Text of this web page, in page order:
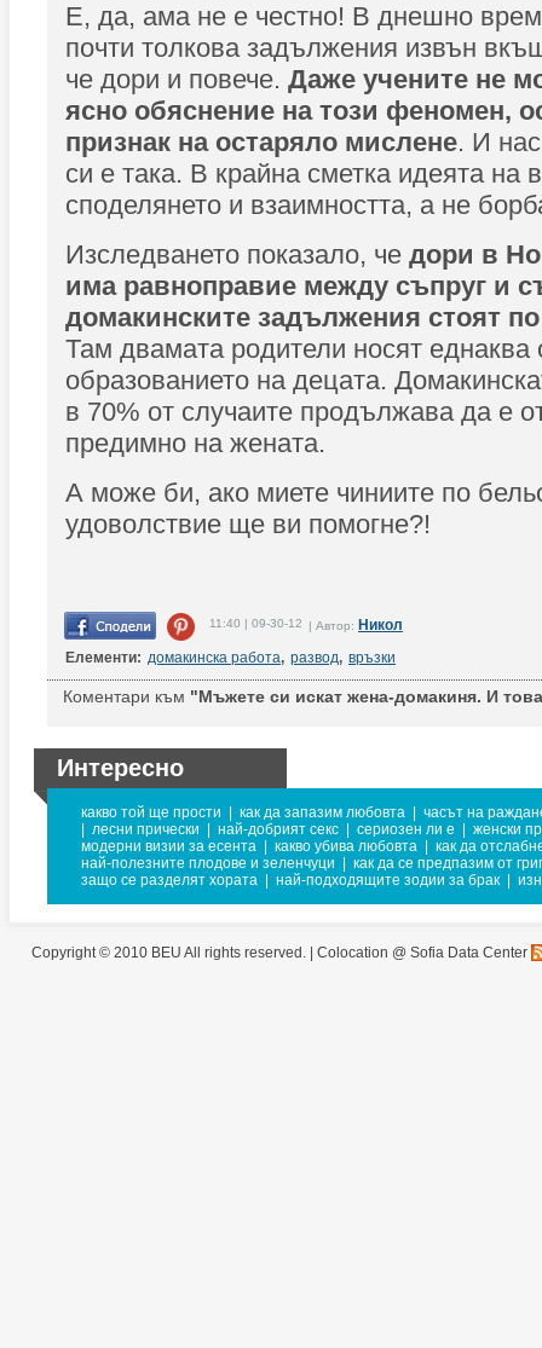
Е, да, ама не е честно! В днешно
почти толкова задължения извън
че дори и повече. Даже учените не
ясно обяснение на този феномен,
признак на остаряло мислене. И
си е така. В крайна сметка идеята на
споделянето и взаимността, а не
Изследването показало, че дори в
има равноправие между съпруг и
домакинските задължения стоят
Там двамата родители носят еднаква
образованието на децата.
в 70% от случаите продължава да е
предимно на жената.
А може би, ако миете чиниите по
удоволствие ще ви помогне?!
11:40 | 09-30-12 | Автор: Никол
Елементи: домакинска работа, развод, връзки
Коментари към "Мъжете си искат жена-домакиня. И
Интересно
какво той ще прости как да запазим любовта
часът на
лесни прически най-добрият секс сериозен ли е
женски
модерни визии за есента
какво убива любовта
как да
най-полезните плодове и зеленчуци
как да се предпазим от
защо се разделят хората
най-подходящите зодии за брак
Copyright © 2010 BEU All rights reserved. | Colocation @ Sofia Data Center